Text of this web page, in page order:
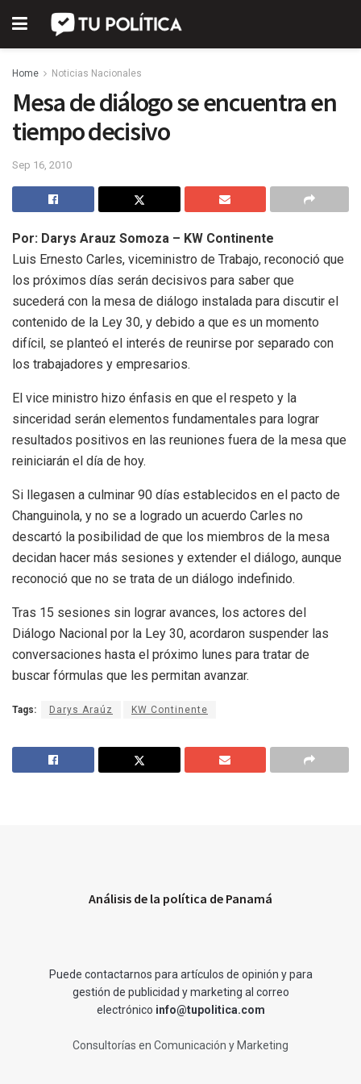
Home Noticias Nacionales
Mesa de diálogo se encuentra en
tiempo decisivo
Sep 16, 2010
Por: Darys Arauz Somoza – KW Continente
Luis Ernesto Carles, viceministro de Trabajo, reconoció que
los próximos días serán decisivos para saber que
sucederá con la mesa de diálogo instalada para discutir el
contenido de la Ley 30, y debido a que es un momento
difícil, se planteó el interés de reunirse por separado con
los trabajadores y empresarios.
El vice ministro hizo énfasis en que el respeto y la
sinceridad serán elementos fundamentales para lograr
resultados positivos en las reuniones fuera de la mesa que
reiniciarán el día de hoy.
Si llegasen a culminar 90 días establecidos en el pacto de
Changuinola, y no se a logrado un acuerdo Carles no
descartó la posibilidad de que los miembros de la mesa
decidan hacer más sesiones y extender el diálogo, aunque
reconoció que no se trata de un diálogo indefinido.
Tras 15 sesiones sin lograr avances, los actores del
Diálogo Nacional por la Ley 30, acordaron suspender las
conversaciones hasta el próximo lunes para tratar de
buscar fórmulas que les permitan avanzar.
Tags: Darys Araúz KW Continente
Análisis de la política de Panamá
Puede contactarnos para artículos de opinión y para
gestión de publicidad y marketing al correo
electrónico info@tupolitica.com
Consultorías en Comunicación y Marketing